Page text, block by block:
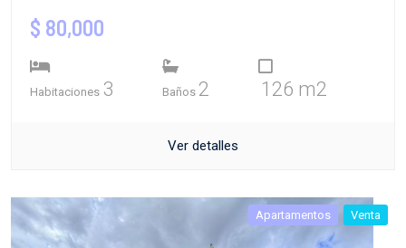
$ 80,000
Habitaciones 3 Baños 2 126 m2
Ver detalles
Apartamentos Venta